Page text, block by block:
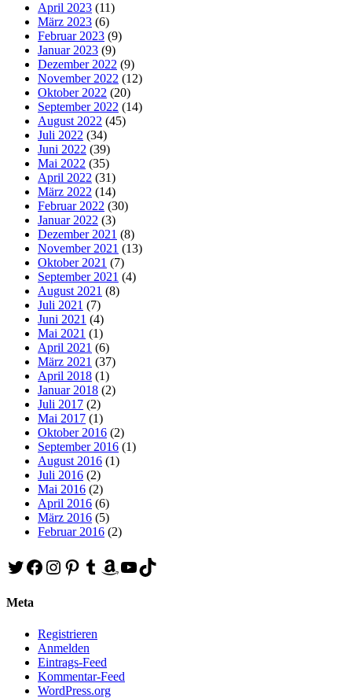
April 2023 (11)
März 2023 (6)
Februar 2023 (9)
Januar 2023 (9)
Dezember 2022 (9)
November 2022 (12)
Oktober 2022 (20)
September 2022 (14)
August 2022 (45)
Juli 2022 (34)
Juni 2022 (39)
Mai 2022 (35)
April 2022 (31)
März 2022 (14)
Februar 2022 (30)
Januar 2022 (3)
Dezember 2021 (8)
November 2021 (13)
Oktober 2021 (7)
September 2021 (4)
August 2021 (8)
Juli 2021 (7)
Juni 2021 (4)
Mai 2021 (1)
April 2021 (6)
März 2021 (37)
April 2018 (1)
Januar 2018 (2)
Juli 2017 (2)
Mai 2017 (1)
Oktober 2016 (2)
September 2016 (1)
August 2016 (1)
Juli 2016 (2)
Mai 2016 (2)
April 2016 (6)
März 2016 (5)
Februar 2016 (2)
Twitter
Facebook
Instagram
Pinterest
Tumblr
Amazon
YouTube
TikTok
Meta
Registrieren
Anmelden
Eintrags-Feed
Kommentar-Feed
WordPress.org